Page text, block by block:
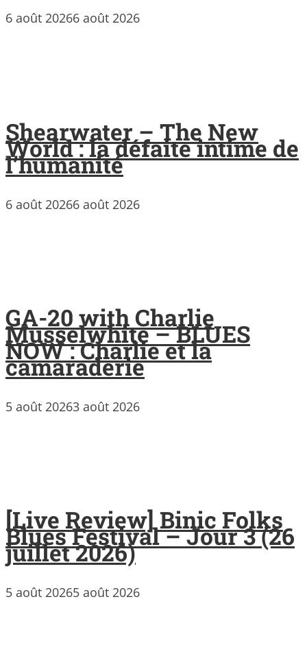
6 août 20266 août 2026
Shearwater – The New
World : la défaite intime de
l’humanité
6 août 20266 août 2026
GA-20 with Charlie
Musselwhite – BLUES
NOW : Charlie et la
camaraderie
5 août 20263 août 2026
[Live Review] Binic Folks
Blues Festival – Jour 3 (26
juillet 2026)
5 août 20265 août 2026